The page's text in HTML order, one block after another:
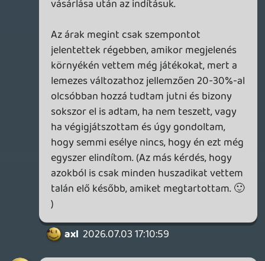
kiadásokat, hogy semmit ne kelljen
letölteni (bár az volna ideális), hanem
lehetőség szerint kevesebbet kelljen.
(Illetve a dolog korábban emlegetett
szentimentális vonzata, vagy amikor
szimplán olcsóbb.) A 100 GB-os TLoU Part
II pl. csak pár száz MB-ot kért pluszban, de
a Spider-Man esetében se volt mindegy,
hogy 60 vagy 20 GB-nyi adatot szipkáz le.
Valószínűleg az is közrejátszik benne, hogy
ezt szintén egy hosszú kalózkodós időszak
előzte meg PC-n, mielőtt - ironikus módon
- az X360-nal "kitisztultam" és a kézzel
fogható játékok varázsa nálam a mai napig
tart.
(Egyébként a GOG könyvtárammal
kapcsolatban tévedtem, 500+ játékom